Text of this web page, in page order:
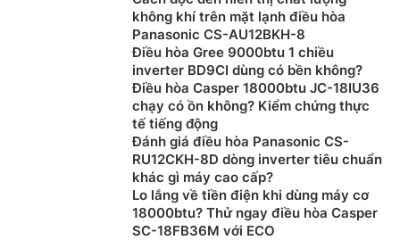
không khí trên mặt lạnh điều hòa
Panasonic CS-AU12BKH-8
Điều hòa Gree 9000btu 1 chiều
inverter BD9CI dùng có bền không?
Điều hòa Casper 18000btu JC-18IU36
chạy có ồn không? Kiểm chứng thực
tế tiếng động
Đánh giá điều hòa Panasonic CS-
RU12CKH-8D dòng inverter tiêu chuẩn
khác gì máy cao cấp?
Lo lắng về tiền điện khi dùng máy cơ
18000btu? Thử ngay điều hòa Casper
SC-18FB36M với ECO